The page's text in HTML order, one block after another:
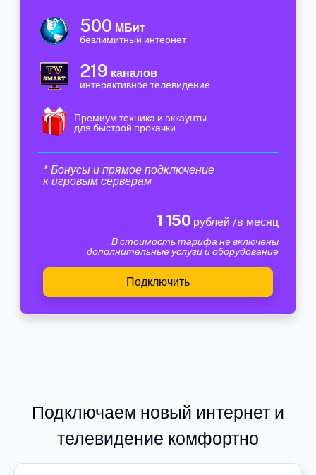
500 МБит
безлимитный интернет
219 каналов
интерактивное телевидение
Премиум техника и аккаунты
для быстрой прокачки
* Бонусы и прямое подключение
к игровым серверам
1 150 рублей /в месяц
В стоимость тарифа не включены
дополнительные услуги и оборудование
Подключить
Подключаем новый интернет и
телевидение комфортно